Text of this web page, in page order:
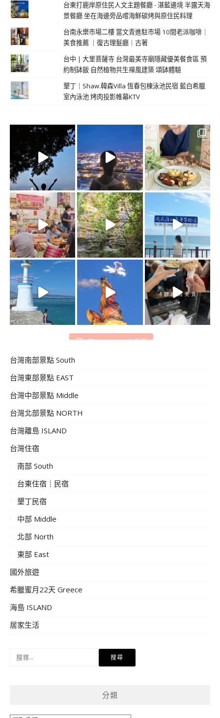
台東打鹿岸原住民人文主題餐廳 - 湛藍邊境 半露天海
景餐廳 坐在海邊旁品嚐海鮮碳烤與原住民料理
台南永樂市場二樓 當文青進駐市場 10間老派咖啡｜
美食推薦 ｜復古理髮廳｜古著
台中 | 大里菩薩寺 台灣最美寺廟隱藏優美餐食區 預
約制缽飯 自然植物共生禪風建築 頌缽體驗
墾丁｜Shaw.韓森Villa 恆春包棟泳池民宿 藍白希臘
室內泳池 烤肉投影帷幕KTV
在 Instagram 上追蹤
台灣南部景點 South
台灣東部景點 EAST
台灣中部景點 Middle
台灣北部景點 NORTH
台灣離島 ISLAND
台灣住宿
南部 South
台東住宿｜民宿
墾丁民宿
中部 Middle
北部 North
東部 East
國外旅遊
希臘蜜月22天 Greece
海島 ISLAND
居家生活
分類